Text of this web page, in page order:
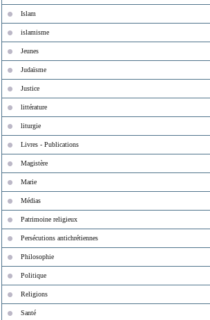
Islam
islamisme
Jeunes
Judaïsme
Justice
littérature
liturgie
Livres - Publications
Magistère
Marie
Médias
Patrimoine religieux
Persécutions antichrétiennes
Philosophie
Politique
Religions
Santé